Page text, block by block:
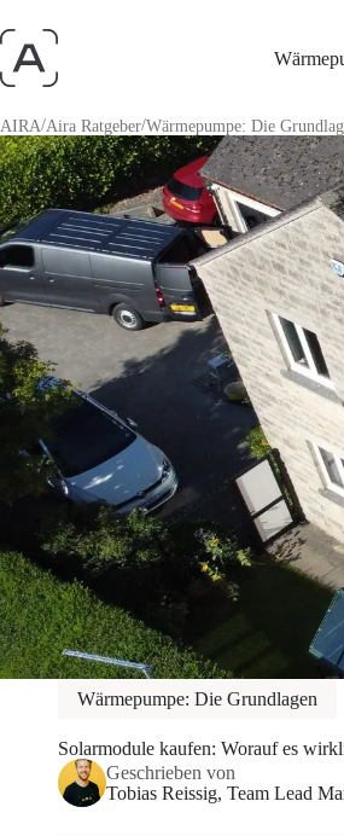
AIRA/Aira Ratgeber/Wärmepumpe: Die
Wärmepumpe: Die Grundlagen
Solarmodule kaufen: Worauf es
Geschrieben von
Tobias Reissig, Team Lead